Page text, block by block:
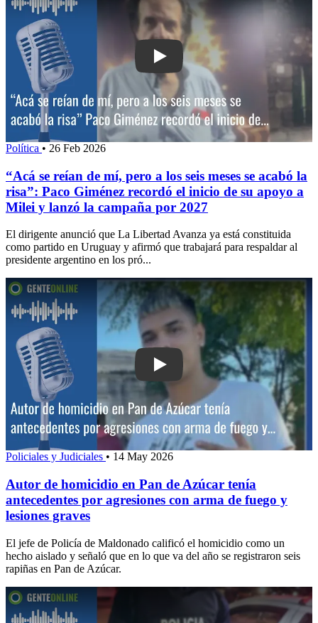
Play: “Acá se reían de mí, pero a los
Política • 26 Feb 2026
“Acá se reían de mí, pero a los seis meses se acabó la
risa”: Paco Giménez recordó el inicio de su apoyo a
Milei y lanzó la campaña por 2027
El dirigente anunció que La Libertad Avanza ya está constituida
como partido en Uruguay y afirmó que trabajará para respaldar al
presidente argentino en los pró...
Play: Autor de homicidio en Pan de
Policiales y Judiciales • 14 May 2026
Autor de homicidio en Pan de Azúcar tenía
antecedentes por agresiones con arma de fuego y
lesiones graves
El jefe de Policía de Maldonado calificó el homicidio como un
hecho aislado y señaló que en lo que va del año se registraron seis
rapiñas en Pan de Azúcar.